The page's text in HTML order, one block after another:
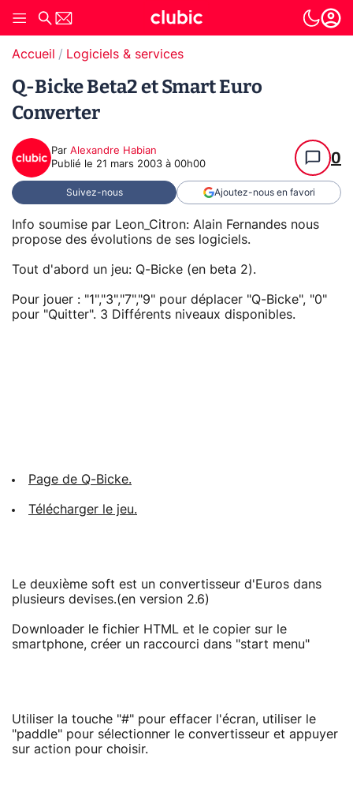
Accueil Logiciels & services
Q-Bicke Beta2 et Smart Euro
Converter
Par Alexandre Habian
Publié le 21 mars 2003 à 00h00 0
Suivez-nous Ajoutez-nous en favori
Info soumise par Leon_Citron: Alain Fernandes nous
propose des évolutions de ses logiciels.
Tout d'abord un jeu: Q-Bicke (en beta 2).
Pour jouer : "1","3","7","9" pour déplacer "Q-Bicke", "0"
pour "Quitter". 3 Différents niveaux disponibles.
Page de Q-Bicke.
Télécharger le jeu.
Le deuxième soft est un convertisseur d'Euros dans
plusieurs devises.(en version 2.6)
Downloader le fichier HTML et le copier sur le
smartphone, créer un raccourci dans "start menu"
Utiliser la touche "#" pour effacer l'écran, utiliser le
"paddle" pour sélectionner le convertisseur et appuyer
sur action pour choisir.